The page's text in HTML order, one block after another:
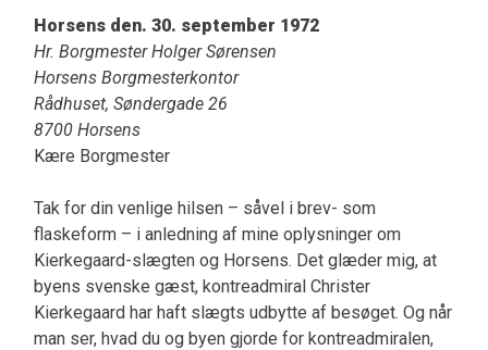
Horsens den. 30. september 1972
Hr. Borgmester Holger Sørensen
Horsens Borgmesterkontor
Rådhuset, Søndergade 26
8700 Horsens
Kære Borgmester
Tak for din venlige hilsen – såvel i brev- som
flaskeform – i anledning af mine oplysninger om
Kierkegaard-slægten og Horsens. Det glæder mig, at
byens svenske gæst, kontreadmiral Christer
Kierkegaard har haft slægts udbytte af besøget. Og når
man ser, hvad du og byen gjorde for kontreadmiralen,